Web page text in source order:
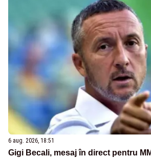
6 aug. 2026, 18:51
Gigi Becali, mesaj în direct pentru